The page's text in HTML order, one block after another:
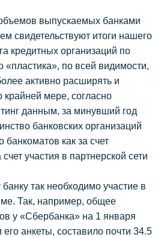
выпускаемых банками
свидетельствуют итоги нашего
кредитных организаций по
«пластика», по всей видимости,
активно расширять и
крайней мере, согласно
данным, за минувший год
банковских организаций
банкоматов как за счет
участия в партнерской сети
так необходимо участие в
Так, например, общее
у «Сбербанка» на 1 января
анкеты, составило почти 34.5